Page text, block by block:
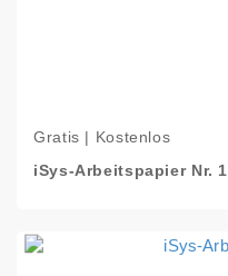
Gratis | Kostenlos
iSys-Arbeitspapier Nr. 1